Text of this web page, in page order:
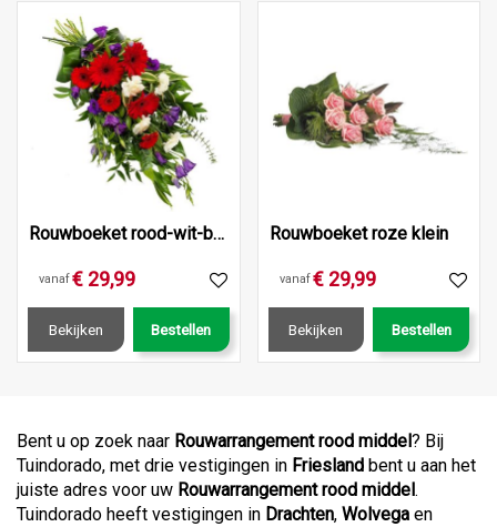
Rouwboeket rood-wit-blauw klein
vanaf€ 29,99
Bekijken Bestellen
Rouwboeket roze klein
vanaf€ 29,99
Bekijken Bestellen
Bent u op zoek naar Rouwarrangement rood middel? Bij
Tuindorado, met drie vestigingen in Friesland bent u aan het
juiste adres voor uw Rouwarrangement rood middel.
Tuindorado heeft vestigingen in Drachten, Wolvega en